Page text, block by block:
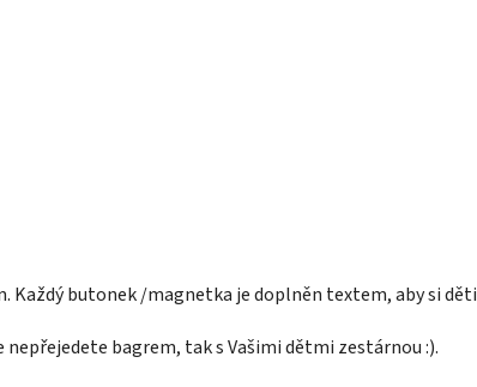
Každý butonek /magnetka je doplněn textem, aby si děti
bagrem, tak s Vašimi dětmi zestárnou :).